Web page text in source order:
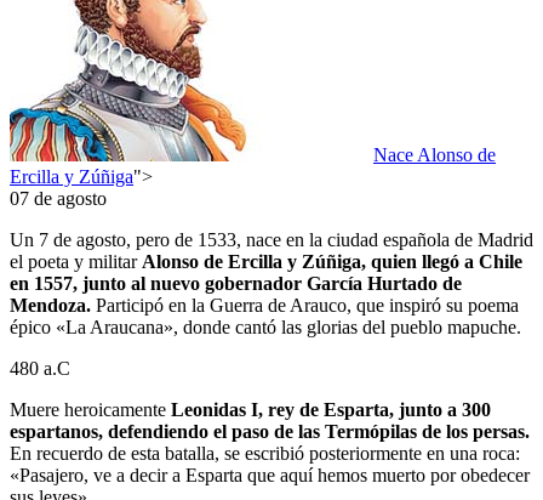
Nace Alonso de
Ercilla y Zúñiga">
07 de agosto
Un 7 de agosto, pero de 1533, nace en la ciudad española de Madrid
el poeta y militar Alonso de Ercilla y Zúñiga, quien llegó a Chile
en 1557, junto al nuevo gobernador García Hurtado de
Mendoza. Participó en la Guerra de Arauco, que inspiró su poema
épico «La Araucana», donde cantó las glorias del pueblo mapuche.
480 a.C
Muere heroicamente Leonidas I, rey de Esparta, junto a 300
espartanos, defendiendo el paso de las Termópilas de los persas.
En recuerdo de esta batalla, se escribió posteriormente en una roca:
«Pasajero, ve a decir a Esparta que aquí hemos muerto por obedecer